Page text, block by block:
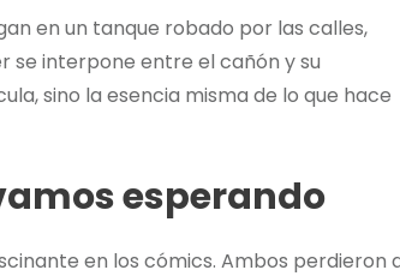
en un tanque robado por las calles,
se interpone entre el cañón y su
sino la esencia misma de lo que hace
esperando
en los cómics. Ambos perdieron